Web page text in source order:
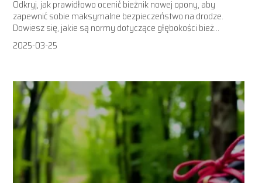
Odkryj, jak prawidłowo ocenić bieżnik nowej opony, aby
zapewnić sobie maksymalne bezpieczeństwo na drodze.
Dowiesz się, jakie są normy dotyczące głębokości bież...
2025-03-25